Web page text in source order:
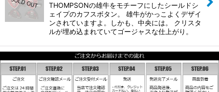
THOMPSONの雄牛をモチーフにしたシールドシ
ェイプのカフスボタン。 雄牛がかっこよくデザイ
ンされていますよ。しかも、中央には。 クリスタ
ルが埋め込まれていてゴージャスな仕上がり。